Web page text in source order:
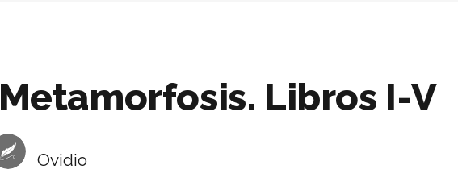
Metamorfosis. Libros I-V
Ovidio